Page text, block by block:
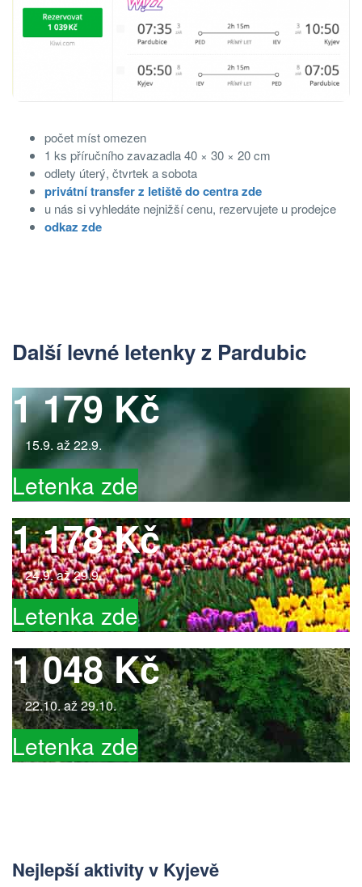
počet míst omezen
1 ks příručního zavazadla 40 × 30 × 20 cm
odlety úterý, čtvrtek a sobota
privátní transfer z letiště do centra zde
u nás si vyhledáte nejnižší cenu, rezervujete u prodejce
odkaz zde
Další levné letenky z Pardubic
1 179 Kč
15.9. až 22.9.
Letenka zde
1 178 Kč
24.9. až 29.9.
Letenka zde
1 048 Kč
22.10. až 29.10.
Letenka zde
Nejlepší aktivity v Kyjevě